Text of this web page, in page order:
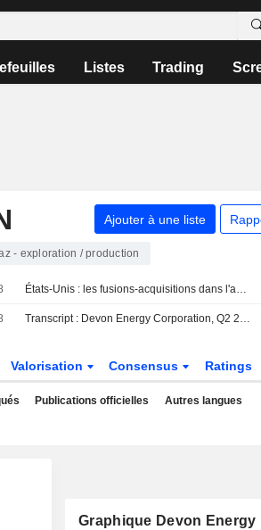
Listes Trading
Ajouter à une liste
- exploration / production
États-Unis : les fusions-acquisitions dans l'amont pétrolier et gazier plongent au deuxième trimestre face à la volatilité
Transcript : Devon Energy Corporation, Q2 2026 Earnings Call, Aug 05, 2026
Valorisation Consensus Ratings
Publications officielles Autres langues
Graphique Devon Energy